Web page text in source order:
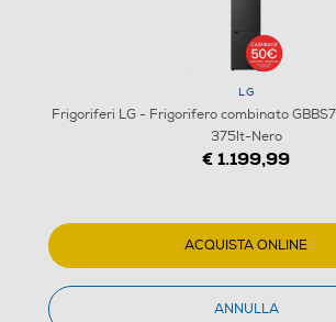
LG
Frigoriferi LG - Frigorifero combinato
375lt-Nero
€ 1.199,99
ACQUISTA ONLINE
ANNULLA